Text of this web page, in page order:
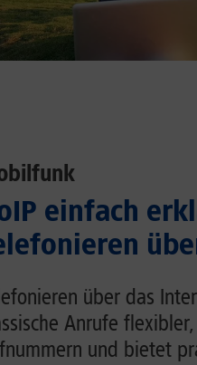
einfach
über das
Anrufe
und bietet